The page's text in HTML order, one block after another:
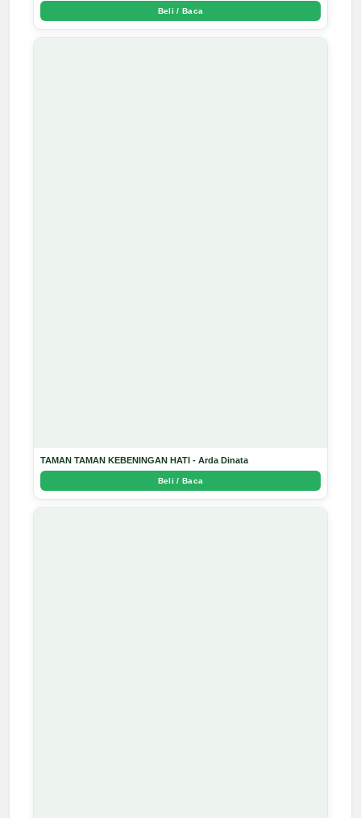
Beli / Baca
TAMAN TAMAN KEBENINGAN HATI - Arda Dinata
Beli / Baca